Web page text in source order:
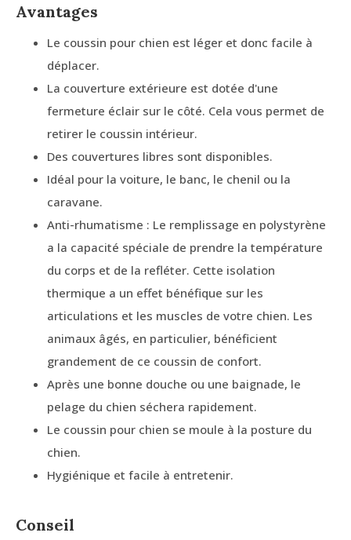
Avantages
Le coussin pour chien est léger et donc facile à
déplacer.
La couverture extérieure est dotée d'une
fermeture éclair sur le côté. Cela vous permet de
retirer le coussin intérieur.
Des couvertures libres sont disponibles.
Idéal pour la voiture, le banc, le chenil ou la
caravane.
Anti-rhumatisme : Le remplissage en polystyrène
a la capacité spéciale de prendre la température
du corps et de la refléter. Cette isolation
thermique a un effet bénéfique sur les
articulations et les muscles de votre chien. Les
animaux âgés, en particulier, bénéficient
grandement de ce coussin de confort.
Après une bonne douche ou une baignade, le
pelage du chien séchera rapidement.
Le coussin pour chien se moule à la posture du
chien.
Hygiénique et facile à entretenir.
Conseil